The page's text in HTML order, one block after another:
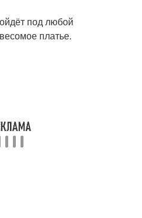
под любой
платье.